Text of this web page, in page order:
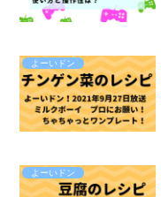
よーいドン
よーいドン